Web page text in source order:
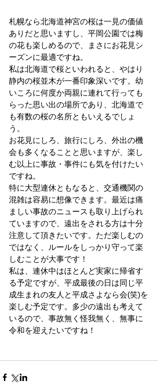
札幌なら北海道神宮の桜は一見の価値
ありだと思いますし、平岡公園では梅
の花も楽しめるので、まさにお花見シ
ーズンに最適ですね。
私は北海道で桜といわれると、やはり
静内の桜並木が一番印象深いです。幼
いころに何度か両親に連れて行っても
らった思い出の場所であり、北海道で
も有数の桜の名所ともいえるでしょ
う。
お花見にしろ、旅行にしろ、外出の機
会も多くなることと思いますが、楽し
む以上に事故・事件にも気を付けたい
ですね。
特に大型連休ともなると、交通機関の
混雑は容易に想像できます。最近は痛
ましい事故のニュースも取り上げられ
ていますので、遠出をされる方は十分
注意して頂きたいです。ただ楽しむの
ではなく、ルールをしっかり守って楽
しむことが大事です！
私は、連休中はほとんど実家に帰省す
る予定ですが、平成最後の日は同じ平
成生まれの友人と平成さよなら会(笑)を
楽しむ予定です。多少の遠出も考えて
いるので、事故無く怪我無く、無事に
令和を迎えたいですね！